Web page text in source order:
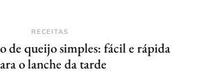
RECEITAS
de queijo simples: fácil e rápida
o lanche da tarde